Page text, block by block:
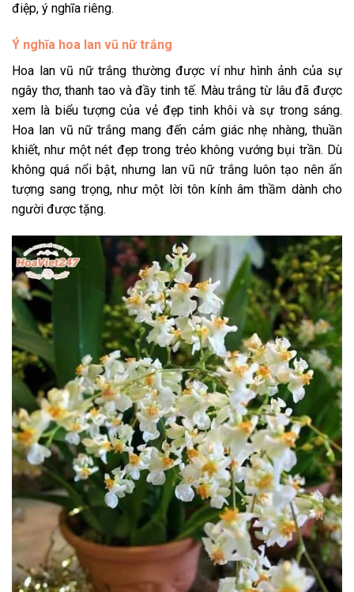
điệp, ý nghĩa riêng.
Ý nghĩa hoa lan vũ nữ trắng
Hoa lan vũ nữ trắng thường được ví như hình ảnh của sự
ngây thơ, thanh tao và đầy tinh tế. Màu trắng từ lâu đã được
xem là biểu tượng của vẻ đẹp tinh khôi và sự trong sáng.
Hoa lan vũ nữ trắng mang đến cảm giác nhẹ nhàng, thuần
khiết, như một nét đẹp trong trẻo không vướng bụi trần. Dù
không quá nổi bật, nhưng lan vũ nữ trắng luôn tạo nên ấn
tượng sang trọng, như một lời tôn kính âm thầm dành cho
người được tặng.